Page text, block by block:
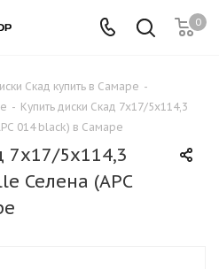
0
Скад купить в Самаре -
- Купить диски Скад 7x17/5x114,3
014 black) в Самаре
7x17/5x114,3
Селена (АРС